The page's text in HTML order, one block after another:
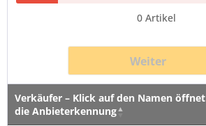
0 Artikel
Weiter
Verkäufer – Klick auf den Namen öffnet
die Anbieterkennung